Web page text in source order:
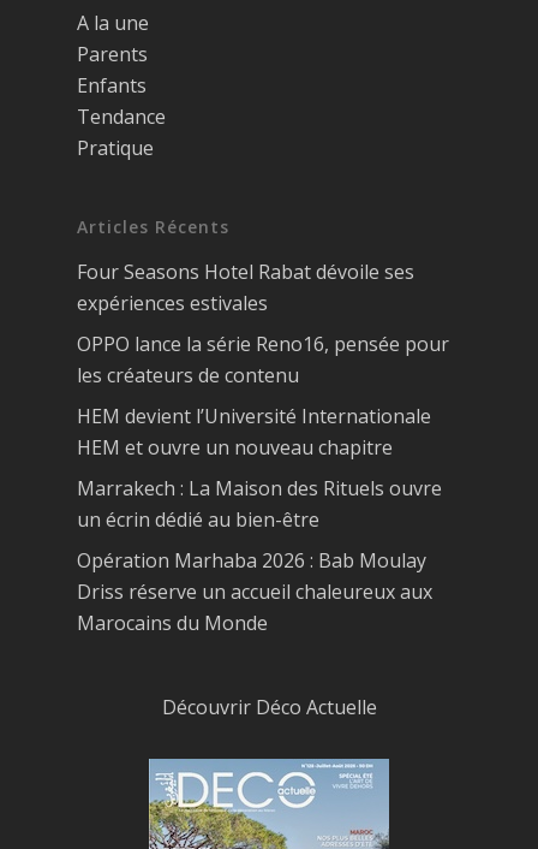
A la une
Parents
Enfants
Tendance
Pratique
Articles Récents
Four Seasons Hotel Rabat dévoile ses
expériences estivales
OPPO lance la série Reno16, pensée pour
les créateurs de contenu
HEM devient l’Université Internationale
HEM et ouvre un nouveau chapitre
Marrakech : La Maison des Rituels ouvre
un écrin dédié au bien-être
Opération Marhaba 2026 : Bab Moulay
Driss réserve un accueil chaleureux aux
Marocains du Monde
Découvrir Déco Actuelle